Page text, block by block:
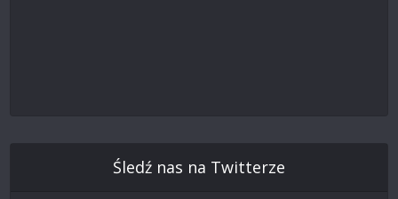
Śledź nas na Twitterze